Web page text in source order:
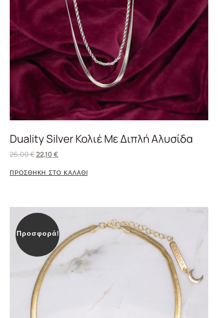
Duality Silver Κολιέ Με Διπλή Αλυσίδα
26,00€22,10€
ΠΡΟΣΘΗΚΗ ΣΤΟ ΚΑΛΑΘΙ
Προσφορά!